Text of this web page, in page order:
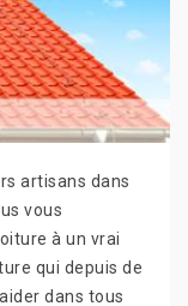
artisans dans
vous
à un vrai
qui depuis de
dans tous